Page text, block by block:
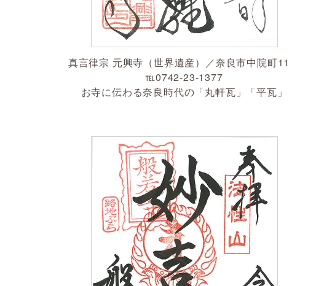
真言律宗 元興寺（世界遺産）／奈良市中院町11
℡0742-23-1377
お寺に伝わる奈良時代の「丸軒瓦」「平瓦」